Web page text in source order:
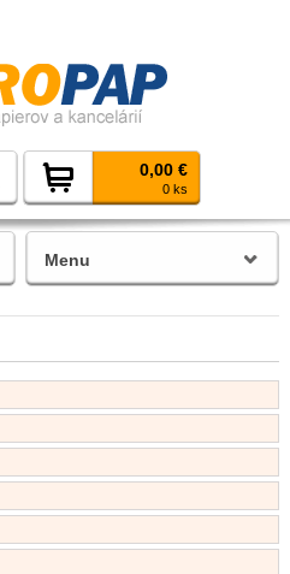
0,00 €
0 ks
Menu